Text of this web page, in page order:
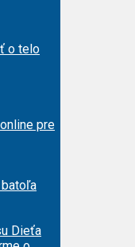
o telo
pre
Dieťa